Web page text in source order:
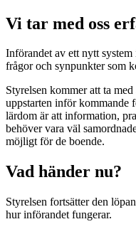
Vi tar med oss
Införandet av ett nytt
frågor och synpunkter som
Styrelsen kommer att ta
uppstarten inför
lärdom är att information,
behöver vara väl
möjligt för de boende.
Vad händer nu?
Styrelsen fortsätter den
hur införandet fungerar.